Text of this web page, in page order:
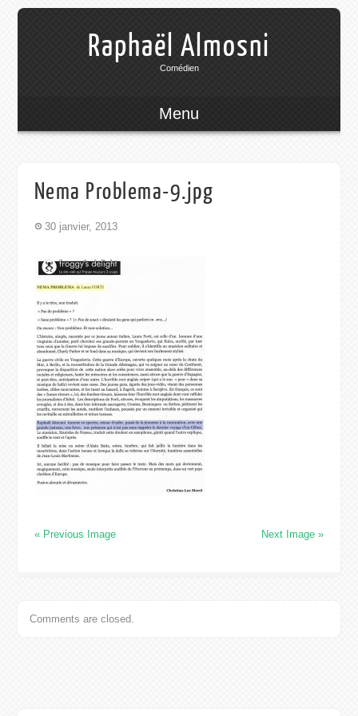
Raphaël Almosni
Comédien
Menu
Nema Problema-9.jpg
30 janvier, 2013
« Previous Image Next Image »
Comments are closed.